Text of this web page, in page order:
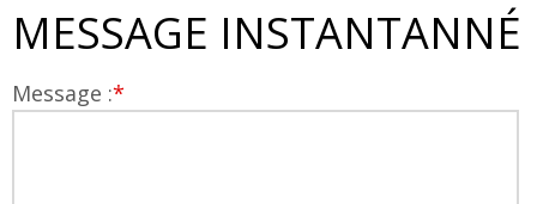
MESSAGE INSTANTANNÉ
Message :*